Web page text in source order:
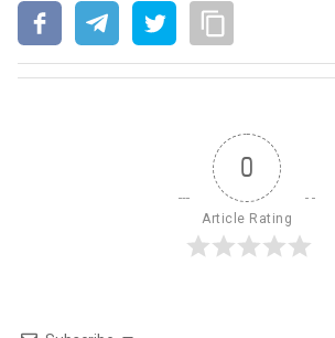
0
Article Rating